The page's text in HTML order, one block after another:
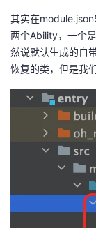
其实在
两个Ability，一个
然说默认生成的自
恢复的类，但是我